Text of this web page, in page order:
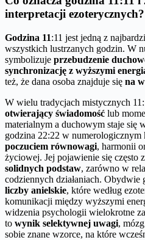
interpretacji ezoterycznych?
Godzina 11:11 jest jedną z
wszystkich lustrzanych godzin. W
symbolizuje przebudzenie
synchronizację z wyższymi
też, że dana osoba znajduje się na
W wielu tradycjach mistycznych
otwierający świadomość lub
materialnym a duchowym staje się
godzina 22:22 w numerologicznym
poczuciem równowagi, harmonii
życiowej. Jej pojawienie się często
solidnych podstaw, zarówno w
codziennych działaniach.
liczby anielskie, które według
komunikacji między wyższymi
widzenia psychologii wielokrotne
to wynik selektywnej uwagi,
sobie znane wzorce, na które